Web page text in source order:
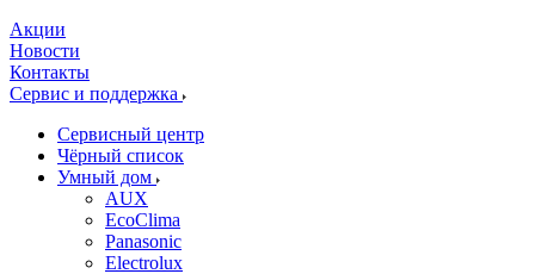
Акции
Новости
Контакты
Сервис и поддержка
Сервисный центр
Чёрный список
Умный дом
AUX
EcoClima
Panasonic
Electrolux